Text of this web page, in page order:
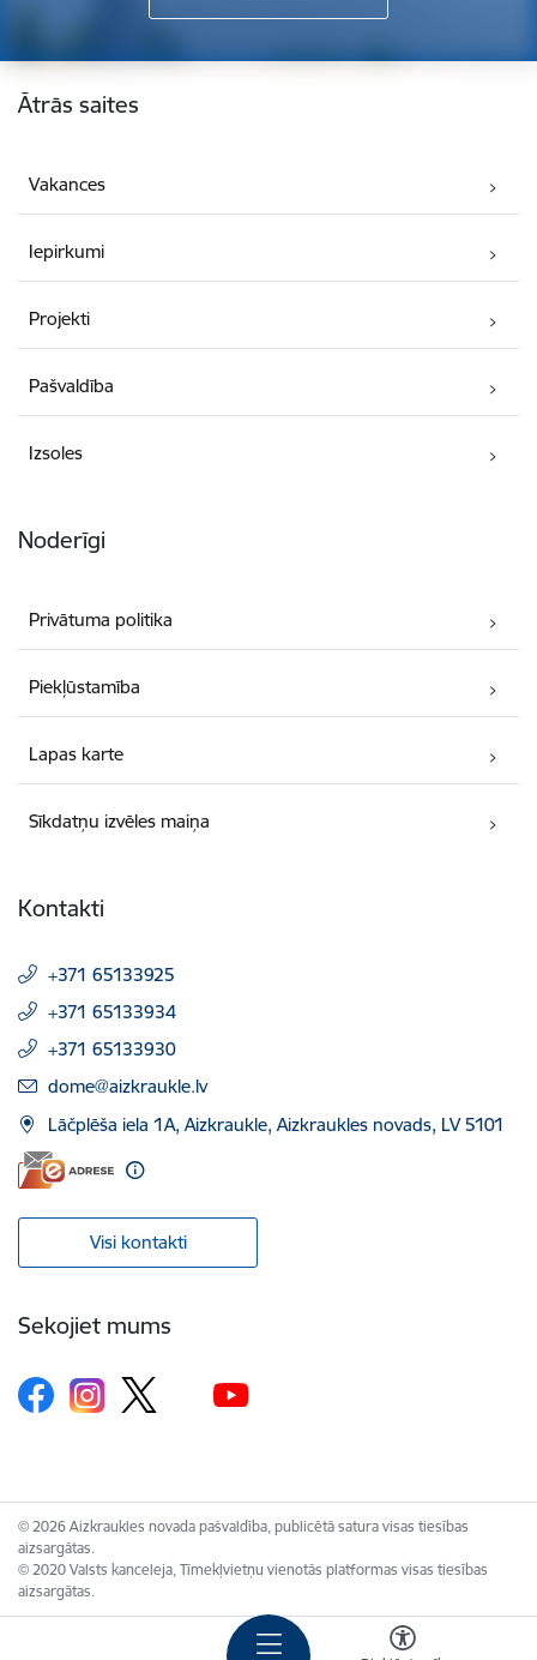
Kājene
Ātrās saites
Vakances
Iepirkumi
Projekti
Pašvaldība
Izsoles
Noderīgi
Privātuma politika
Piekļūstamība
Lapas karte
Sīkdatņu izvēles maiņa
Kontakti
+371 65133925
+371 65133934
+371 65133930
E-pasts:
dome@aizkraukle.lv
Lāčplēša iela 1A, Aizkraukle, Aizkraukles novads, LV 5101
Visi kontakti
Sekojiet mums
© 2026 Aizkraukles novada pašvaldība, publicētā satura visas tiesības
aizsargātas.
© 2020 Valsts kanceleja, Tīmekļvietņu vienotās platformas visas tiesības
aizsargātas.